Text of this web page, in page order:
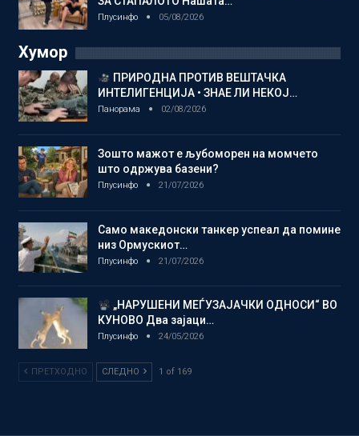
Плусинфо 05/08/2026
Хумор
ПРИРОДНА ПРОТИВ ВЕШТАЧКА
ИНТЕЛИГЕНЦИЈА • ЗНАЕ ЛИ НЕКОЈ…
Панорама 02/08/2026
Зошто мажот е љубоморен на момчето
што одржува базени?
Плусинфо 21/07/2026
Само македонски танкер успеал да помине
низ Ормускиот…
Плусинфо 21/07/2026
„НАРУШЕНИ МЕЃУЗАЈАЧКИ ОДНОСИ“ ВО
КУНОВО Два зајаци…
Плусинфо 24/05/2026
ПРЕТХОДНО СЛЕДНО 1 of 169